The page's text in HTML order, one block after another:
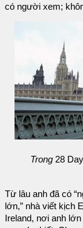
có người xem;
Trong 28
Từ lâu anh đã có
lớn,” nhà viết kịch
Ireland, nơi anh